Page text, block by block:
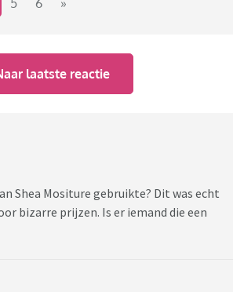
5 6 »
laatste reactie
Shea Mositure gebruikte? Dit was echt
bizarre prijzen. Is er iemand die een